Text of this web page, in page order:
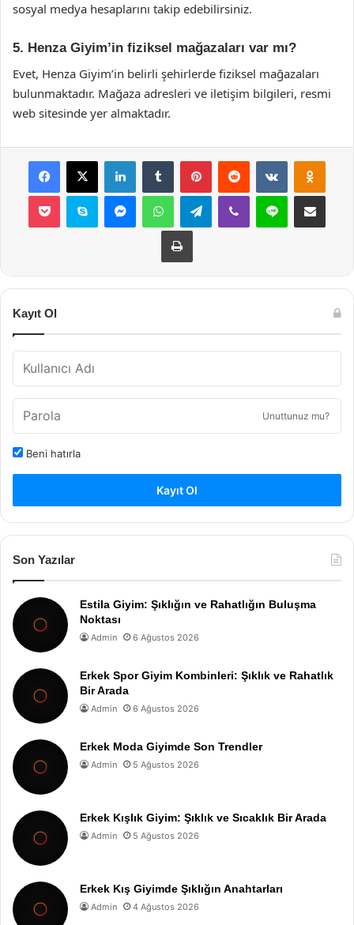
sosyal medya hesaplarını takip edebilirsiniz.
5. Henza Giyim’in fiziksel mağazaları var mı?
Evet, Henza Giyim’in belirli şehirlerde fiziksel mağazaları
bulunmaktadır. Mağaza adresleri ve iletişim bilgileri, resmi
web sitesinde yer almaktadır.
Facebook
X LinkedInTumblr PinterestReddit VKontakte
Pocket Skype MessengerWhatsAppTelegramViber Line E-Posta ile
Yazdır
Kayıt Ol
Unuttunuz mu?
Beni hatırla
Kayıt Ol
Son Yazılar
Estila Giyim: Şıklığın ve Rahatlığın Buluşma
Noktası
Admin 6 Ağustos 2026
Erkek Spor Giyim Kombinleri: Şıklık ve Rahatlık
Bir Arada
Admin 6 Ağustos 2026
Erkek Moda Giyimde Son Trendler
Admin 5 Ağustos 2026
Erkek Kışlık Giyim: Şıklık ve Sıcaklık Bir Arada
Admin 5 Ağustos 2026
Erkek Kış Giyimde Şıklığın Anahtarları
Admin 4 Ağustos 2026